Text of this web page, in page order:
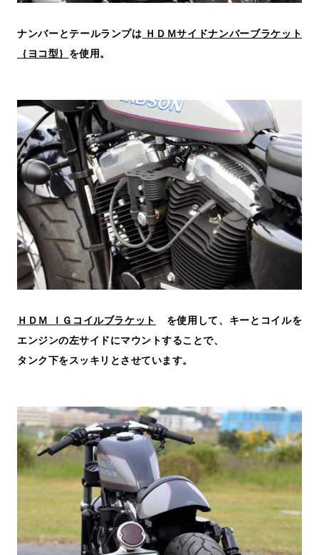
ナンバーとテールランプは ＨＤＭサイドナンバーブラケット
｛ヨコ型｝ を使用。
ＨＤＭ ＩＧコイルブラケット
を使用して、キーとコイルを
エンジンの左サイドにマウントすることで、
タンク下をスッキリとさせています。